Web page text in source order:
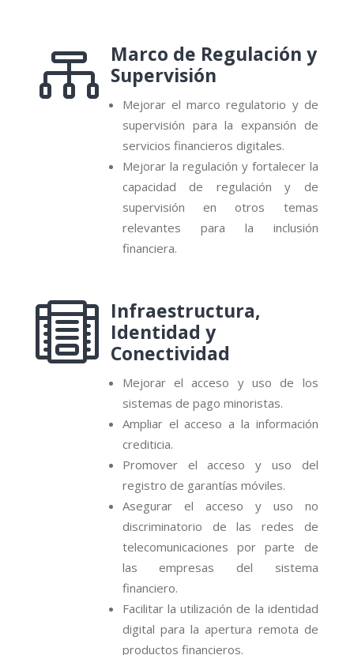
 Marco de Regulación y
Supervisión
Mejorar el marco regulatorio y de
supervisión para la expansión de
servicios financieros digitales.
Mejorar la regulación y fortalecer la
capacidad de regulación y de
supervisión en otros temas
relevantes para la inclusión
financiera.

Infraestructura,
Identidad y
Conectividad
Mejorar el acceso y uso de los
sistemas de pago minoristas.
Ampliar el acceso a la información
crediticia.
Promover el acceso y uso del
registro de garantías móviles.
Asegurar el acceso y uso no
discriminatorio de las redes de
telecomunicaciones por parte de
las empresas del sistema
financiero.
Facilitar la utilización de la identidad
digital para la apertura remota de
productos financieros.